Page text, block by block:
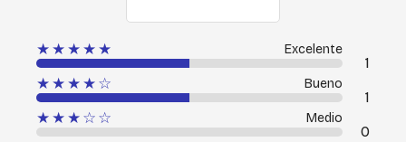
★★★★★ Excelente
1
★★★★☆
Bueno
1
★★★☆☆
Medio
0